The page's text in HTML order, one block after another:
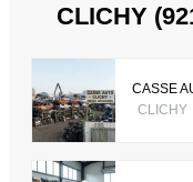
CLICHY
CASSE
CLICHY